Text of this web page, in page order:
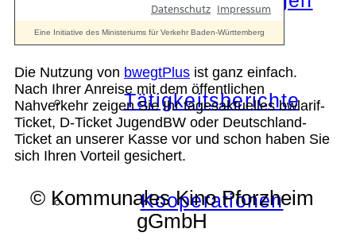
Tätigkeitsberichte
Kooperationen
Die Nutzung von bwegtPlus ist ganz einfach.
Nach Ihrer Anreise mit dem öffentlichen
Nahverkehr zeigen Sie Ihr tagesaktuelles bwlarif-
Ticket, D-Ticket JugendBW oder Deutschland-
Ticket an unserer Kasse vor und schon haben Sie
sich Ihren Vorteil gesichert.
© Kommunales Kino Pforzheim
gGmbH